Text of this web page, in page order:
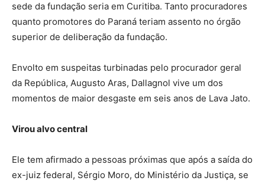
sede da fundação seria em Curitiba. Tanto procuradores
quanto promotores do Paraná teriam assento no órgão
superior de deliberação da fundação.
Envolto em suspeitas turbinadas pelo procurador geral
da República, Augusto Aras, Dallagnol vive um dos
momentos de maior desgaste em seis anos de Lava Jato.
Virou alvo central
Ele tem afirmado a pessoas próximas que após a saída do
ex-juiz federal, Sérgio Moro, do Ministério da Justiça, se